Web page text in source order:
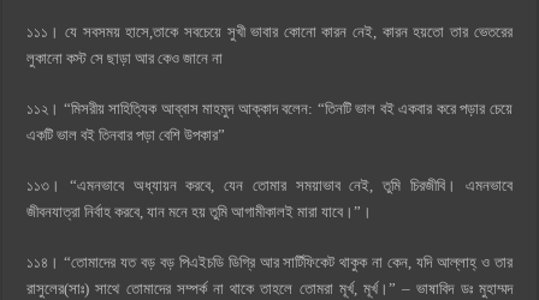
১১১। যে সবসময় হাসে,তাকে সবচেয়ে সুখী ভাবার কোনো কারন নেই, কারন হয়তো তার ভেতরের
লুকানো কস্ট সে ছাড়া আর কেও জানে না
১১২। “মিসরীয় সাহিত্যিক আব্বাস মাহমুদ আক্কাদ বলেন: “তিনটি ভাল বই একবার করে পড়ার চেয়ে
একটি ভাল বই তিনবার পড়া বেশি উপকার”
১১৩। “এমনভাবে অধ্যায়ন করবে, যেন তোমার সময়াভাব নেই, তুমি চিরজীবি। এমনভাবে
জীবনযাত্রা নির্বাহ করবে, যান মনে হয় তুমি আগামীকালই মারা যাবে।”।
১১৪। “তোমাদের যত বড় বড় পিএইচডি ডিগ্রি আর সার্টিফিকেট থাকুক না কেন, যদি আল্লাহ্ ও তার
রাসুলের(সাঃ) সাথে তোমাদের সম্পর্ক না থাকে তাহলে তোমরা মূর্খ, মূর্খ।” – ভাষাবিদ ডঃ মুহাম্মদ